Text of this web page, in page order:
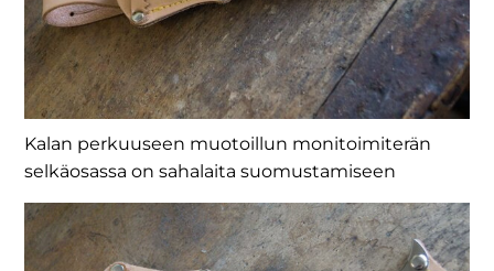
Kalan perkuuseen muotoillun monitoimiterän
selkäosassa on sahalaita suomustamiseen